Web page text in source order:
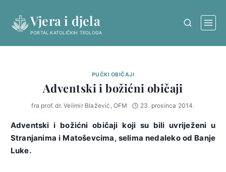
content
Vjera i djela
PORTAL KATOLIČKIH TEOLOGA
PUČKI OBIČAJI
Adventski i božićni običaji
fra prof. dr. Velimir Blažević, OFM 23. prosinca 2014.
Adventski i božićni običaji koji su bili uvriježeni u
Stranjanima i Matoševcima, selima nedaleko od Banje
Luke.